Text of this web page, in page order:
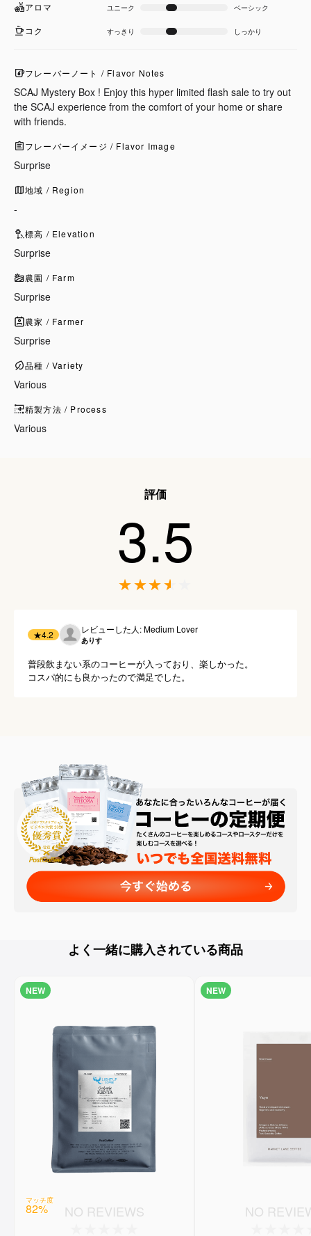
アロマ ユニーク ベーシック
コク すっきり しっかり
フレーバーノート / Flavor Notes
SCAJ Mystery Box ! Enjoy this hyper limited flash sale to try out
the SCAJ experience from the comfort of your home or share
with friends.
フレーバーイメージ / Flavor Image
Surprise
地域 / Region
-
標高 / Elevation
Surprise
農園 / Farm
Surprise
農家 / Farmer
Surprise
品種 / Variety
Various
精製方法 / Process
Various
評価
3.5
★4.2 レビューした人: Medium Lover
ありす
普段飲まない系のコーヒーが入っており、楽しかった。
コスパ的にも良かったので満足でした。
よく一緒に購入されている商品
NEW
マッチ度
82% NO REVIEWS
NEW
NO